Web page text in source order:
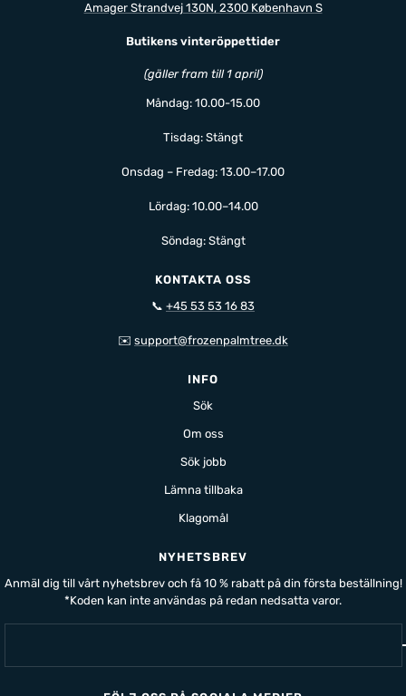
Amager Strandvej 130N, 2300 København S
Butikens vinteröppettider
(gäller fram till 1 april)
Måndag: 10.00-15.00
Tisdag: Stängt
Onsdag – Fredag: 13.00–17.00
Lördag: 10.00–14.00
Söndag: Stängt
KONTAKTA OSS
📞 +45 53 53 16 83
✉️ support@frozenpalmtree.dk
INFO
Sök
Om oss
Sök jobb
Lämna tillbaka
Klagomål
NYHETSBREV
Anmäl dig till vårt nyhetsbrev och få 10 % rabatt på din första beställning!
*Koden kan inte användas på redan nedsatta varor.